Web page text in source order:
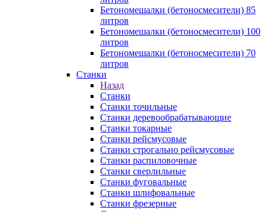
Бетономешалки (бетоносмесители) 85
литров
Бетономешалки (бетоносмесители) 100
литров
Бетономешалки (бетоносмесители) 70
литров
Станки
Назад
Станки
Станки точильные
Станки деревообрабатывающие
Станки токарные
Станки рейсмусовые
Станки строгально рейсмусовые
Станки распиловочные
Станки сверлильные
Станки фуговальные
Станки шлифовальные
Станки фрезерные